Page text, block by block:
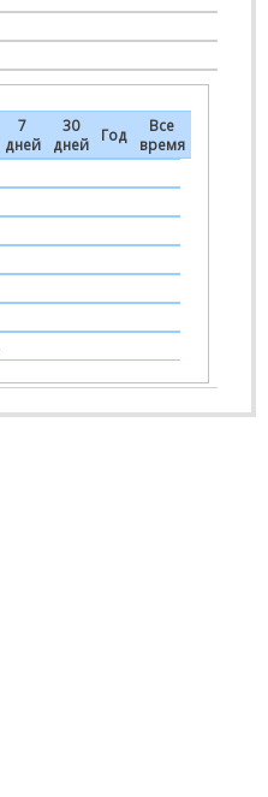
7
дней
30
дней
Год
Все
время